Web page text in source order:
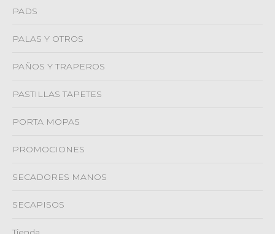
PADS
PALAS Y OTROS
PAÑOS Y TRAPEROS
PASTILLAS TAPETES
PORTA MOPAS
PROMOCIONES
SECADORES MANOS
SECAPISOS